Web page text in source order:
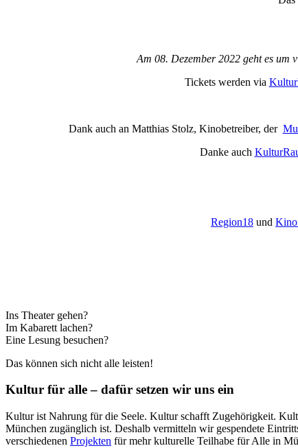
Am 08. Dezember 2022 geht es um
Tickets werden via
Dank auch an Matthias Stolz, Kinobetreiber, der
Danke auch
Region18 und Kino
Ins Theater gehen?
Im Kabarett lachen?
Eine Lesung besuchen?
Das können sich nicht alle leisten!
Kultur für alle – dafür setzen wir uns ein
Kultur ist Nahrung für die Seele. Kultur schafft Zugehörigkeit.
München zugänglich ist. Deshalb vermitteln wir gespendete
verschiedenen Projekten für mehr kulturelle Teilhabe für Alle in